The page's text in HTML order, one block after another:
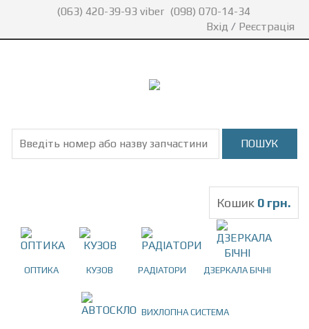
(063) 420-39-93 viber (098) 070-14-34
Вхід / Реєстрація
Кошик 0 грн.
ОПТИКА КУЗОВ РАДІАТОРИ ДЗЕРКАЛА БІЧНІ
ВИХЛОПНА СИСТЕМА